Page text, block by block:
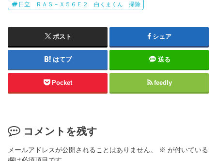
日立 ＲＡＳ－Ｘ５６Ｅ２ 白くまくん 掃除
ポスト シェア
はてブ 送る
Pocket feedly
コメントを残す
メールアドレスが公開されることはありません。 ※ が付いている